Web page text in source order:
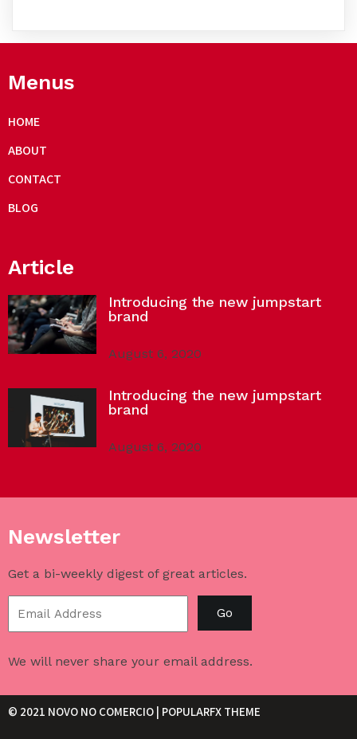
Menus
HOME
ABOUT
CONTACT
BLOG
Article
Introducing the new jumpstart
brand
August 6, 2020
Introducing the new jumpstart
brand
August 6, 2020
Newsletter
Get a bi-weekly digest of great articles.
Go
We will never share your email address.
© 2021 NOVO NO COMERCIO | POPULARFX THEME